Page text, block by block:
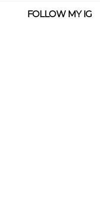
FOLLOW MY IG